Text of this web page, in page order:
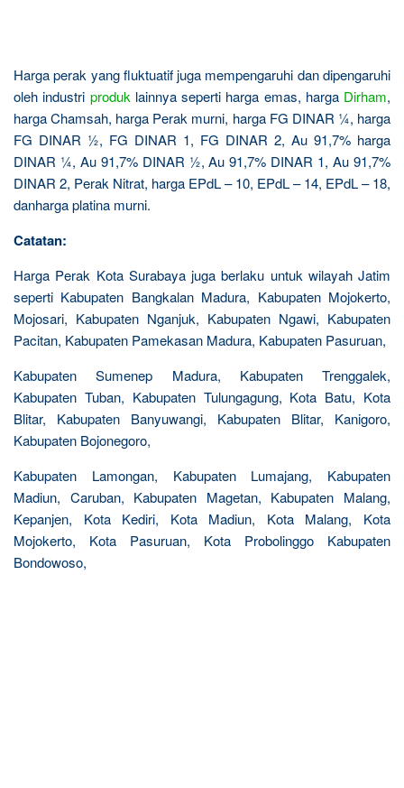
Harga perak yang fluktuatif juga mempengaruhi dan dipengaruhi
oleh industri produk lainnya seperti harga emas, harga Dirham,
harga Chamsah, harga Perak murni, harga FG DINAR ¼, harga
FG DINAR ½, FG DINAR 1, FG DINAR 2, Au 91,7% harga
DINAR ¼, Au 91,7% DINAR ½, Au 91,7% DINAR 1, Au 91,7%
DINAR 2, Perak Nitrat, harga EPdL – 10, EPdL – 14, EPdL – 18,
danharga platina murni.
Catatan:
Harga Perak Kota Surabaya juga berlaku untuk wilayah Jatim
seperti Kabupaten Bangkalan Madura, Kabupaten Mojokerto,
Mojosari, Kabupaten Nganjuk, Kabupaten Ngawi, Kabupaten
Pacitan, Kabupaten Pamekasan Madura, Kabupaten Pasuruan,
Kabupaten Sumenep Madura, Kabupaten Trenggalek,
Kabupaten Tuban, Kabupaten Tulungagung, Kota Batu, Kota
Blitar, Kabupaten Banyuwangi, Kabupaten Blitar, Kanigoro,
Kabupaten Bojonegoro,
Kabupaten Lamongan, Kabupaten Lumajang, Kabupaten
Madiun, Caruban, Kabupaten Magetan, Kabupaten Malang,
Kepanjen, Kota Kediri, Kota Madiun, Kota Malang, Kota
Mojokerto, Kota Pasuruan, Kota Probolinggo Kabupaten
Bondowoso,